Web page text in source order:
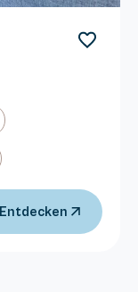
Entdecken